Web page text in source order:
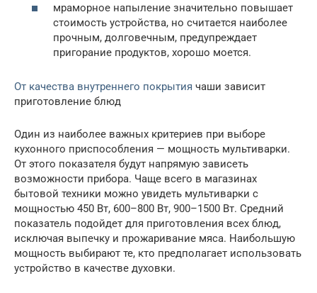
мраморное напыление значительно повышает
стоимость устройства, но считается наиболее
прочным, долговечным, предупреждает
пригорание продуктов, хорошо моется.
От качества внутреннего покрытия чаши зависит
приготовление блюд
Один из наиболее важных критериев при выборе
кухонного приспособления — мощность мультиварки.
От этого показателя будут напрямую зависеть
возможности прибора. Чаще всего в магазинах
бытовой техники можно увидеть мультиварки с
мощностью 450 Вт, 600–800 Вт, 900–1500 Вт. Средний
показатель подойдет для приготовления всех блюд,
исключая выпечку и прожаривание мяса. Наибольшую
мощность выбирают те, кто предполагает использовать
устройство в качестве духовки.